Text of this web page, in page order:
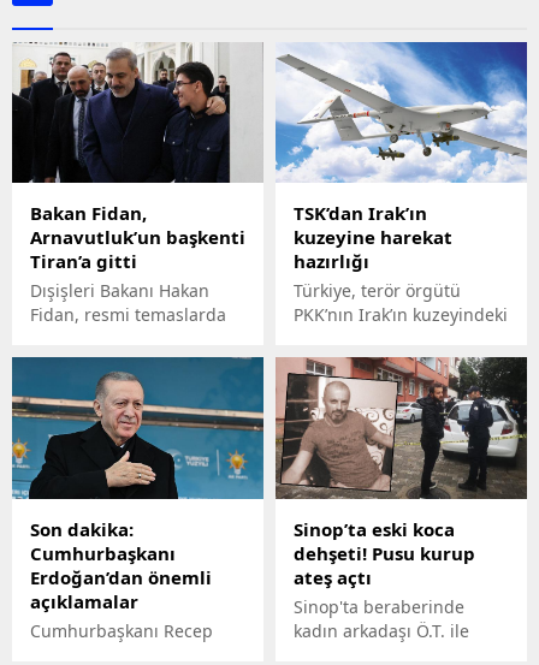
Bakan Fidan,
Arnavutluk’un başkenti
Tiran’a gitti
Dışişleri Bakanı Hakan
Fidan, resmi temaslarda
Arnavutluk'un başkenti
Tiran'a gitti. Bakanlıktan
konuyla ilgili yazılı
açıklama yapıldı.
TSK’dan Irak’ın
kuzeyine harekat
hazırlığı
Türkiye, terör örgütü
PKK’nın Irak’ın kuzeyindeki
sona erdirmeyi planlıyor.
Son dakika:
Cumhurbaşkanı
Erdoğan’dan önemli
açıklamalar
Cumhurbaşkanı Recep
Sinop’ta eski koca
dehşeti! Pusu kurup
ateş açtı
Sinop'ta beraberinde
kadın arkadaşı Ö.T. ile